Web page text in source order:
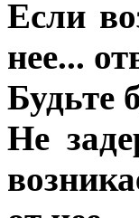
Если
нее...
Будьте
Не